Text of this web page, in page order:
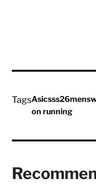
TagsAsicsss26
on running